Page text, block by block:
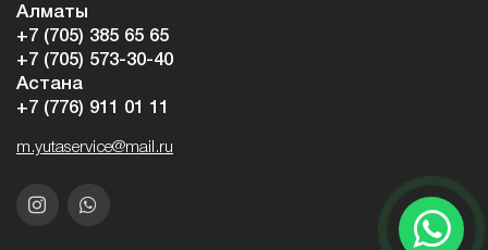
Алматы
+7 (705) 385 65 65
+7 (705) 573-30-40
Астана
+7 (776) 911 01 11
m.yutaservice@mail.ru